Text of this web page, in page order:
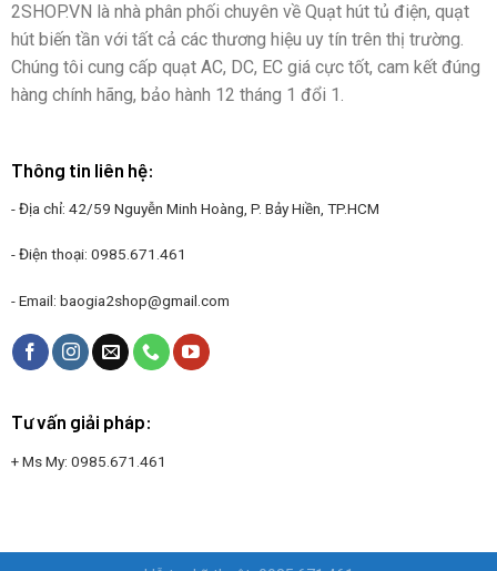
2SHOP.VN là nhà phân phối chuyên về Quạt hút tủ điện, quạt
hút biến tần với tất cả các thương hiệu uy tín trên thị trường.
Chúng tôi cung cấp quạt AC, DC, EC giá cực tốt, cam kết đúng
hàng chính hãng, bảo hành 12 tháng 1 đổi 1.
Thông tin liên hệ:
- Địa chỉ: 42/59 Nguyễn Minh Hoàng, P. Bảy Hiền, TP.HCM
- Điện thoại: 0985.671.461
- Email: baogia2shop@gmail.com
Tư vấn giải pháp:
+ Ms My: 0985.671.461